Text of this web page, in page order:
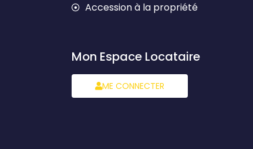
Accession à la propriété
Mon Espace Locataire
ME CONNECTER